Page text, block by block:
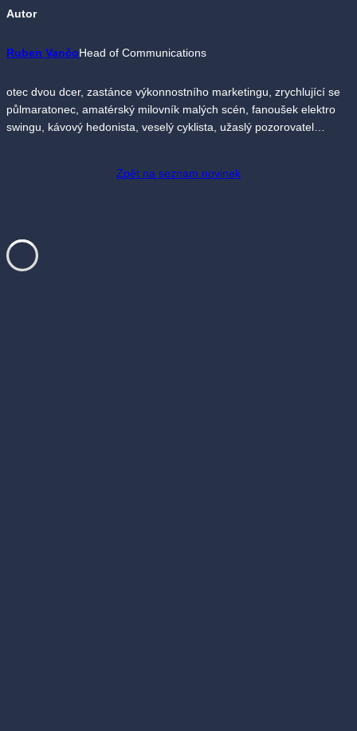
Autor
Ruben VančoHead of Communications
otec dvou dcer, zastánce výkonnostního marketingu, zrychlující se
půlmaratonec, amatérský milovník malých scén, fanoušek elektro
swingu, kávový hedonista, veselý cyklista, užaslý pozorovatel…
Zpět na seznam novinek